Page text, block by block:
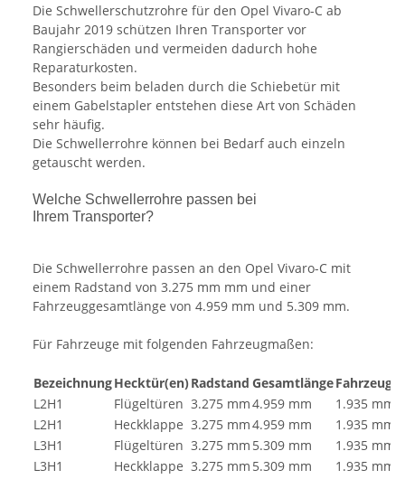
Die Schwellerschutzrohre für den Opel Vivaro-C ab
Baujahr 2019 schützen Ihren Transporter vor
Rangierschäden und vermeiden dadurch hohe
Reparaturkosten.
Besonders beim beladen durch die Schiebetür mit
einem Gabelstapler entstehen diese Art von Schäden
sehr häufig.
Die Schwellerrohre können bei Bedarf auch einzeln
getauscht werden.
Welche Schwellerrohre passen bei
Ihrem Transporter?
Die Schwellerrohre passen an den Opel Vivaro-C mit
einem Radstand von 3.275 mm mm und einer
Fahrzeuggesamtlänge von 4.959 mm und 5.309 mm.
Für Fahrzeuge mit folgenden Fahrzeugmaßen:
BezeichnungHecktür(en)Radstand Gesamtlänge
L2H1
Flügeltüren 3.275 mm4.959 mm
1.935 mm
L2H1
Heckklappe 3.275 mm4.959 mm
1.935 mm
L3H1
Flügeltüren 3.275 mm 5.309 mm
1.935 mm
L3H1
Heckklappe 3.275 mm 5.309 mm 1.935 mm